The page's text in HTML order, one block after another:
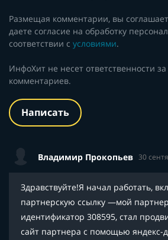
Размещая комментарии, вы
даете согласие на обработку
соответствии с условиями.
ИнфоХит не несет ответственности
комментариев.
Написать
Владимир Прокопьев 30
Здравствуйте!Я начал работать,
партнерскую ссылку —мой п
идентификатор 308595, стал
сайт партнера с помощью яндекс-